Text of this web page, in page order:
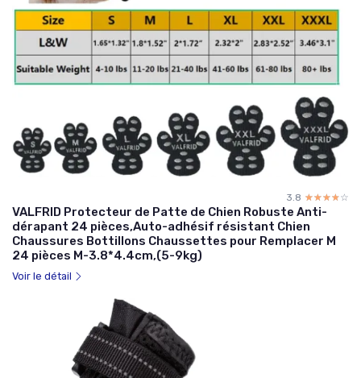
3.8 ☆☆☆☆☆
★★★★★
VALFRID Protecteur de Patte de Chien Robuste Anti-
dérapant 24 pièces,Auto-adhésif résistant Chien
Chaussures Bottillons Chaussettes pour Remplacer M
24 pièces M-3.8*4.4cm,(5-9kg)
Voir le détail